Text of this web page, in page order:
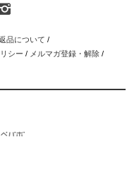
品について /
シー / メルマガ登録・解除 /